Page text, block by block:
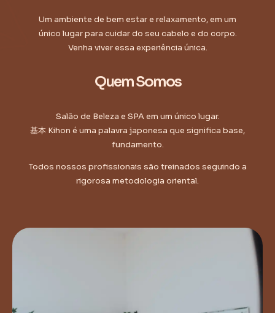
Um ambiente de bem estar e relaxamento, em um
único lugar para cuidar do seu cabelo e do corpo.
Venha viver essa experiência única.
Quem Somos
Salão de Beleza e SPA em um único lugar.
基本 Kihon é uma palavra japonesa que significa base,
fundamento.
Todos nossos profissionais são treinados seguindo a
rigorosa metodologia oriental.